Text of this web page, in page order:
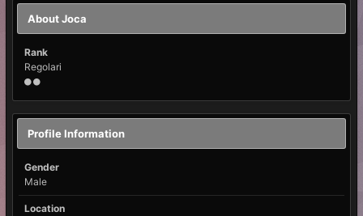
About Joca
Rank
Regolari
Profile Information
Gender
Male
Location